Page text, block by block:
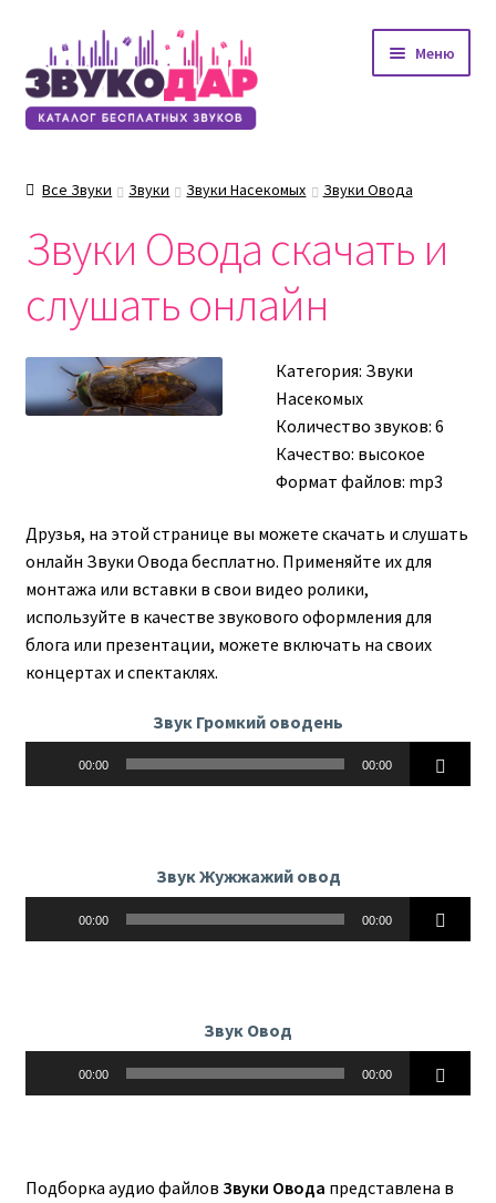
Перейти
к
навигации
Перейти
к
содержимому
Меню
Все Звуки Звуки Звуки Насекомых Звуки Овода
Звуки Овода скачать и
слушать онлайн
Категория: Звуки
Насекомых
Количество звуков: 6
Качество: высокое
Формат файлов: mp3
Друзья, на этой странице вы можете скачать и слушать
онлайн Звуки Овода бесплатно. Применяйте их для
монтажа или вставки в свои видео ролики,
используйте в качестве звукового оформления для
блога или презентации, можете включать на своих
концертах и спектаклях.
Звук Громкий оводень
00:00 00:00
Звук Жужжажий овод
00:00 00:00
Звук Овод
00:00 00:00
Подборка аудио файлов Звуки Овода представлена в